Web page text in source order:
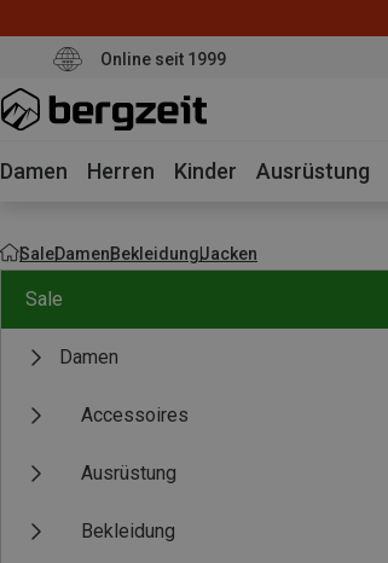
Online seit 1999
Damen Herren Kinder Ausrüstung
SaleDamenBekleidungJacken
Sale
Damen
Accessoires
Ausrüstung
Bekleidung